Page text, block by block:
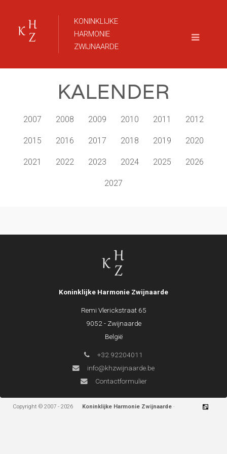
KONINKLIJKE
HARMONIE
ZWIJNAARDE
KALENDER
2007 2008 2009 2010 2011 2012
2015 2016 2017 2018 2019 2020
2021 2022 2023 2024 2025 2026
2027
Koninklijke Harmonie Zwijnaarde
Remi Vlerickstraat 65
9052 - Zwijnaarde
België
+32.92204011
info@khzwijnaarde.be
Contactformulier
Copyright © 2007 - 2026 Koninklijke Harmonie Zwijnaarde ·